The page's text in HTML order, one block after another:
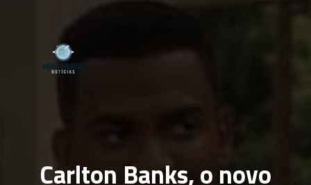
Carlton Banks, o novo